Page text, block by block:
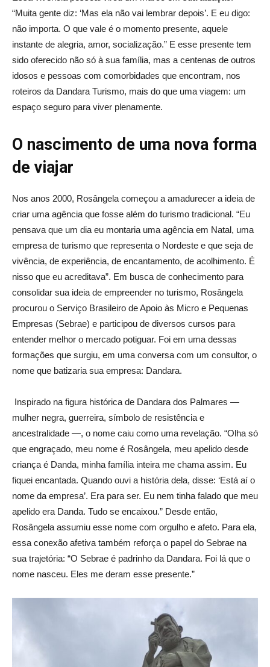
“Muita gente diz: ‘Mas ela não vai lembrar depois’. E eu digo:
não importa. O que vale é o momento presente, aquele
instante de alegria, amor, socialização.” E esse presente tem
sido oferecido não só à sua família, mas a centenas de outros
idosos e pessoas com comorbidades que encontram, nos
roteiros da Dandara Turismo, mais do que uma viagem: um
espaço seguro para viver plenamente.
O nascimento de uma nova forma
de viajar
Nos anos 2000, Rosângela começou a amadurecer a ideia de
criar uma agência que fosse além do turismo tradicional. “Eu
pensava que um dia eu montaria uma agência em Natal, uma
empresa de turismo que representa o Nordeste e que seja de
vivência, de experiência, de encantamento, de acolhimento. É
nisso que eu acreditava”. Em busca de conhecimento para
consolidar sua ideia de empreender no turismo, Rosângela
procurou o Serviço Brasileiro de Apoio às Micro e Pequenas
Empresas (Sebrae) e participou de diversos cursos para
entender melhor o mercado potiguar. Foi em uma dessas
formações que surgiu, em uma conversa com um consultor, o
nome que batizaria sua empresa: Dandara.
Inspirado na figura histórica de Dandara dos Palmares —
mulher negra, guerreira, símbolo de resistência e
ancestralidade —, o nome caiu como uma revelação. “Olha só
que engraçado, meu nome é Rosângela, meu apelido desde
criança é Danda, minha família inteira me chama assim. Eu
fiquei encantada. Quando ouvi a história dela, disse: ‘Está aí o
nome da empresa’. Era para ser. Eu nem tinha falado que meu
apelido era Danda. Tudo se encaixou.” Desde então,
Rosângela assumiu esse nome com orgulho e afeto. Para ela,
essa conexão afetiva também reforça o papel do Sebrae na
sua trajetória: “O Sebrae é padrinho da Dandara. Foi lá que o
nome nasceu. Eles me deram esse presente.”